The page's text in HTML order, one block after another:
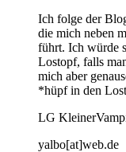
Ich folge der
die mich neben
führt. Ich würde
Lostopf, falls
mich aber
*hüpf in den
LG
yalbo[at]web.de